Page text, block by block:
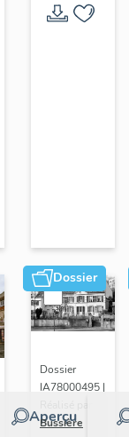
Dossier
Aperçu
Dossier
IA78000495 |
Bussière